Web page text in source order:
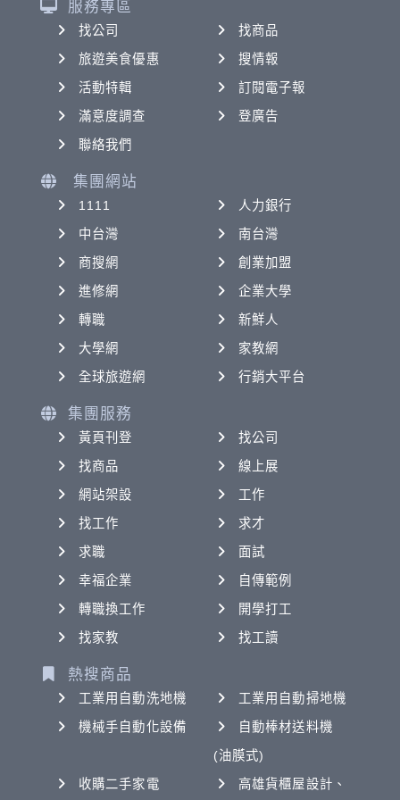
服務專區
找公司
找商品
旅遊美食優惠
搜情報
活動特輯
訂閱電子報
滿意度調查
登廣告
聯絡我們
集團網站
1111
人力銀行
中台灣
南台灣
商搜網
創業加盟
進修網
企業大學
轉職
新鮮人
大學網
家教網
全球旅遊網
行銷大平台
集團服務
黃頁刊登
找公司
找商品
線上展
網站架設
工作
找工作
求才
求職
面試
幸福企業
自傳範例
轉職換工作
開學打工
找家教
找工讀
熱搜商品
工業用自動洗地機
工業用自動掃地機
機械手自動化設備
自動棒材送料機
(油膜式)
收購二手家電
高雄貨櫃屋設計、